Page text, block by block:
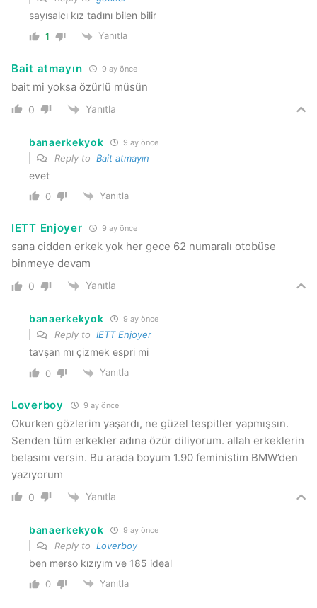
sayısalcı kız tadını bilen bilir
1 Yanıtla
Bait atmayın 9 ay önce
bait mi yoksa özürlü müsün
0 Yanıtla
banaerkekyok 9 ay önce
Reply to Bait atmayın
evet
0 Yanıtla
IETT Enjoyer 9 ay önce
sana cidden erkek yok her gece 62 numaralı otobüse
binmeye devam
0 Yanıtla
banaerkekyok 9 ay önce
Reply to IETT Enjoyer
tavşan mı çizmek espri mi
0 Yanıtla
Loverboy 9 ay önce
Okurken gözlerim yaşardı, ne güzel tespitler yapmışsın.
Senden tüm erkekler adına özür diliyorum. allah erkeklerin
belasını versin. Bu arada boyum 1.90 feministim BMW’den
yazıyorum
0 Yanıtla
banaerkekyok 9 ay önce
Reply to Loverboy
ben merso kızıyım ve 185 ideal
0 Yanıtla